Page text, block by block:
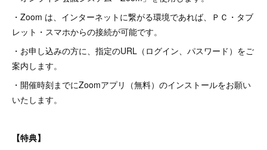
・Zoom は、インターネットに繋がる環境であれば、ＰＣ・タブ
レット・スマホからの接続が可能です。
・お申し込みの方に、指定のURL（ログイン、パスワード）をご
案内します。
・開催時刻までにZoomアプリ（無料）のインストールをお願い
いたします。
【特典】